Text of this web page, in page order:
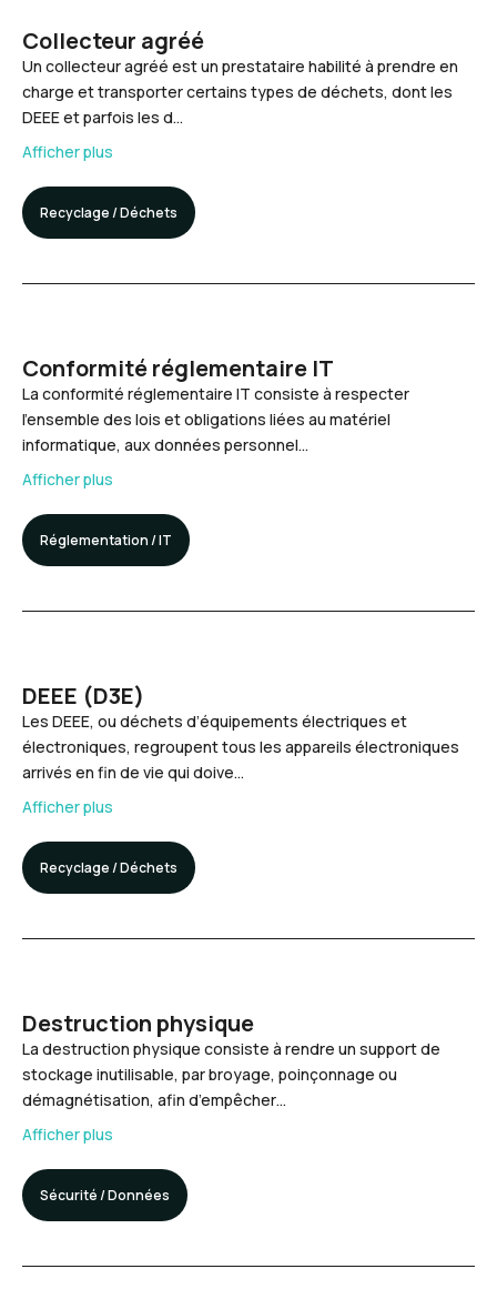
Collecteur agréé
Un collecteur agréé est un prestataire habilité à prendre en
charge et transporter certains types de déchets, dont les
DEEE et parfois les d…
Afficher plus
Recyclage / Déchets
Conformité réglementaire IT
La conformité réglementaire IT consiste à respecter
l’ensemble des lois et obligations liées au matériel
informatique, aux données personnel…
Afficher plus
Réglementation / IT
DEEE (D3E)
Les DEEE, ou déchets d’équipements électriques et
électroniques, regroupent tous les appareils électroniques
arrivés en fin de vie qui doive…
Afficher plus
Recyclage / Déchets
Destruction physique
La destruction physique consiste à rendre un support de
stockage inutilisable, par broyage, poinçonnage ou
démagnétisation, afin d’empêcher…
Afficher plus
Sécurité / Données